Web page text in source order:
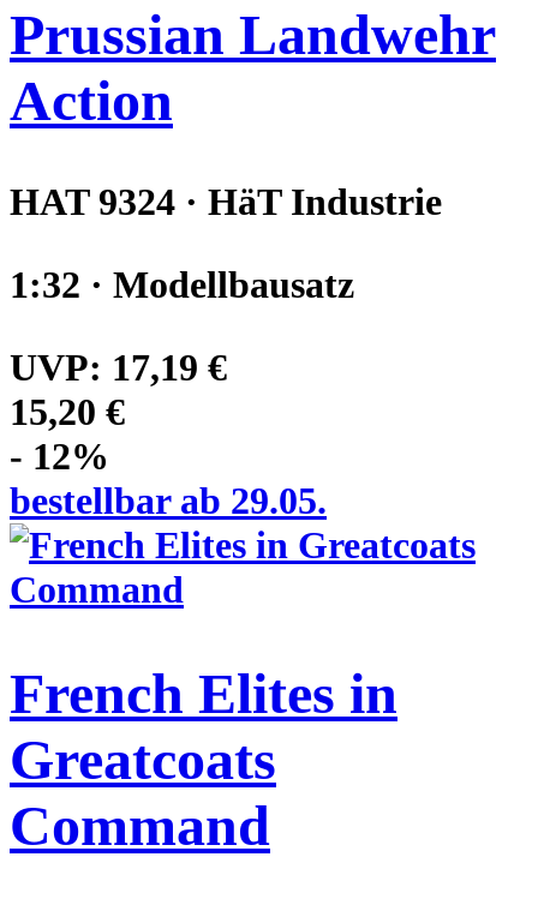
Prussian Landwehr
Action
HAT 9324 · HäT Industrie
1:32 · Modellbausatz
UVP: 17,19 €
15,20 €
- 12%
bestellbar ab 29.05.
French Elites in
Greatcoats
Command